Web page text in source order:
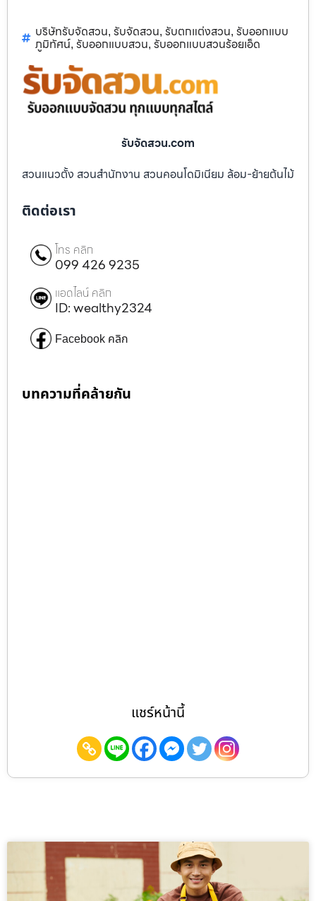
บริษัทรับจัดสวน, รับจัดสวน, รับตกแต่งสวน, รับออกแบบ
ภูมิทัศน์, รับออกแบบสวน, รับออกแบบสวนร้อยเอ็ด
รับจัดสวน.com
สวนแนวตั้ง สวนสำนักงาน สวนคอนโดมิเนียม ล้อม-ย้ายต้นไม้
ติดต่อเรา
โทร คลิก
099 426 9235
แอดไลน์ คลิก
ID: wealthy2324
Facebook คลิก
บทความที่คล้ายกัน
แชร์หน้านี้